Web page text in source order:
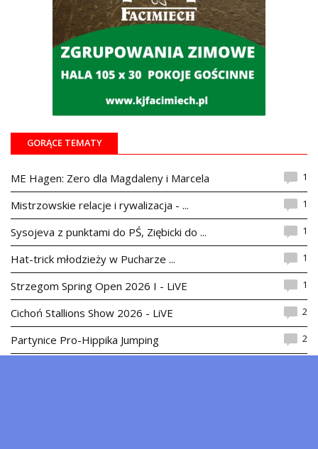
GORĄCE TEMATY
ME Hagen: Zero dla Magdaleny i Marcela 1
Mistrzowskie relacje i rywalizacja - ... 1
Sysojeva z punktami do PŚ, Ziębicki do ... 1
Hat-trick młodzieży w Pucharze ... 1
Strzegom Spring Open 2026 I - LiVE 1
Cichoń Stallions Show 2026 - LiVE 2
Partynice Pro-Hippika Jumping 2